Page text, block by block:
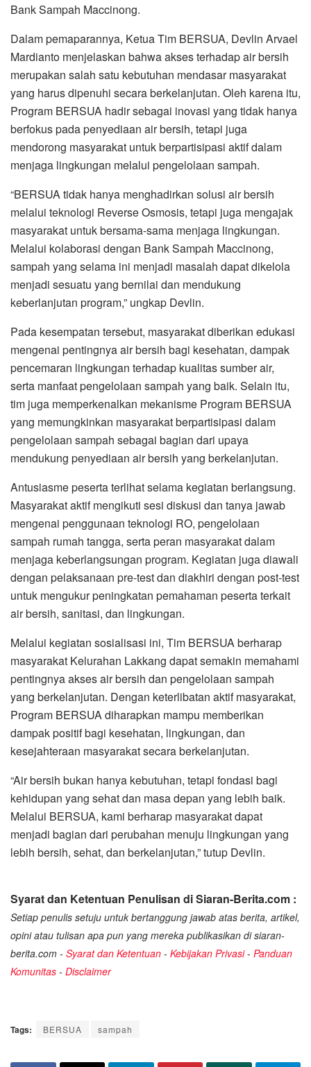
Bank Sampah Maccinong.
Dalam pemaparannya, Ketua Tim BERSUA, Devlin Arvael
Mardianto menjelaskan bahwa akses terhadap air bersih
merupakan salah satu kebutuhan mendasar masyarakat
yang harus dipenuhi secara berkelanjutan. Oleh karena itu,
Program BERSUA hadir sebagai inovasi yang tidak hanya
berfokus pada penyediaan air bersih, tetapi juga
mendorong masyarakat untuk berpartisipasi aktif dalam
menjaga lingkungan melalui pengelolaan sampah.
“BERSUA tidak hanya menghadirkan solusi air bersih
melalui teknologi Reverse Osmosis, tetapi juga mengajak
masyarakat untuk bersama-sama menjaga lingkungan.
Melalui kolaborasi dengan Bank Sampah Maccinong,
sampah yang selama ini menjadi masalah dapat dikelola
menjadi sesuatu yang bernilai dan mendukung
keberlanjutan program,” ungkap Devlin.
Pada kesempatan tersebut, masyarakat diberikan edukasi
mengenai pentingnya air bersih bagi kesehatan, dampak
pencemaran lingkungan terhadap kualitas sumber air,
serta manfaat pengelolaan sampah yang baik. Selain itu,
tim juga memperkenalkan mekanisme Program BERSUA
yang memungkinkan masyarakat berpartisipasi dalam
pengelolaan sampah sebagai bagian dari upaya
mendukung penyediaan air bersih yang berkelanjutan.
Antusiasme peserta terlihat selama kegiatan berlangsung.
Masyarakat aktif mengikuti sesi diskusi dan tanya jawab
mengenai penggunaan teknologi RO, pengelolaan
sampah rumah tangga, serta peran masyarakat dalam
menjaga keberlangsungan program. Kegiatan juga diawali
dengan pelaksanaan pre-test dan diakhiri dengan post-test
untuk mengukur peningkatan pemahaman peserta terkait
air bersih, sanitasi, dan lingkungan.
Melalui kegiatan sosialisasi ini, Tim BERSUA berharap
masyarakat Kelurahan Lakkang dapat semakin memahami
pentingnya akses air bersih dan pengelolaan sampah
yang berkelanjutan. Dengan keterlibatan aktif masyarakat,
Program BERSUA diharapkan mampu memberikan
dampak positif bagi kesehatan, lingkungan, dan
kesejahteraan masyarakat secara berkelanjutan.
“Air bersih bukan hanya kebutuhan, tetapi fondasi bagi
kehidupan yang sehat dan masa depan yang lebih baik.
Melalui BERSUA, kami berharap masyarakat dapat
menjadi bagian dari perubahan menuju lingkungan yang
lebih bersih, sehat, dan berkelanjutan,” tutup Devlin.
Syarat dan Ketentuan Penulisan di Siaran-Berita.com :
Setiap penulis setuju untuk bertanggung jawab atas berita, artikel,
opini atau tulisan apa pun yang mereka publikasikan di siaran-
berita.com - Syarat dan Ketentuan - Kebijakan Privasi- Panduan
Komunitas - Disclaimer
Tags: BERSUA sampah